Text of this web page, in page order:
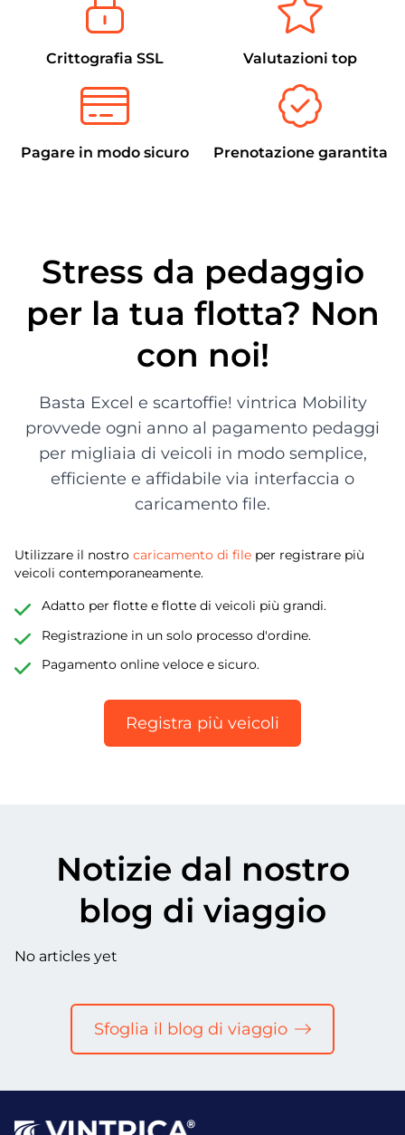
Crittografia SSL Valutazioni top
Pagare in modo sicuro Prenotazione garantita
Stress da pedaggio
per la tua flotta? Non
con noi!
Basta Excel e scartoffie! vintrica Mobility
provvede ogni anno al pagamento pedaggi
per migliaia di veicoli in modo semplice,
efficiente e affidabile via interfaccia o
caricamento file.
Utilizzare il nostro caricamento di file per registrare più
veicoli contemporaneamente.
Adatto per flotte e flotte di veicoli più grandi.
Registrazione in un solo processo d'ordine.
Pagamento online veloce e sicuro.
Registra più veicoli
Notizie dal nostro
blog di viaggio
No articles yet
Sfoglia il blog di viaggio